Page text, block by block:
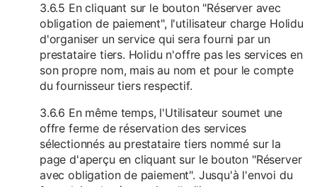
3.6.5 En cliquant sur le bouton "Réserver avec
obligation de paiement", l'utilisateur charge Holidu
d'organiser un service qui sera fourni par un
prestataire tiers. Holidu n'offre pas les services en
son propre nom, mais au nom et pour le compte
du fournisseur tiers respectif.
3.6.6 En même temps, l'Utilisateur soumet une
offre ferme de réservation des services
sélectionnés au prestataire tiers nommé sur la
page d'aperçu en cliquant sur le bouton "Réserver
avec obligation de paiement". Jusqu'à l'envoi du